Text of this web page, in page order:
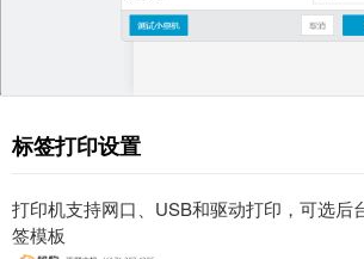
标签打印设置
打印机支持网口、USB和驱动打印，可选后
签模板